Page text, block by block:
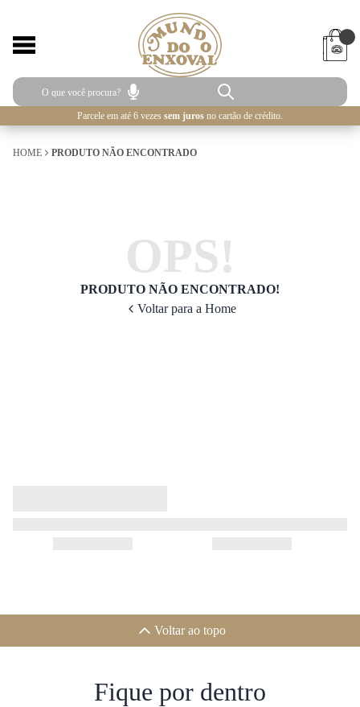
Parcele em até 6 vezes sem juros no cartão de crédito.
HOME PRODUTO NÃO ENCONTRADO
OPS!
PRODUTO NÃO ENCONTRADO!
Voltar para a Home
Voltar ao topo
Fique por dentro